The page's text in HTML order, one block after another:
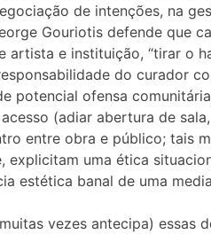
de intenções, na
Gouriotis defende que
artista e instituição, “tirar o
do curador
potencial ofensa
(adiar abertura de
entre obra e público; tais
explicitam uma ética
estética banal de uma
vezes antecipa) essas